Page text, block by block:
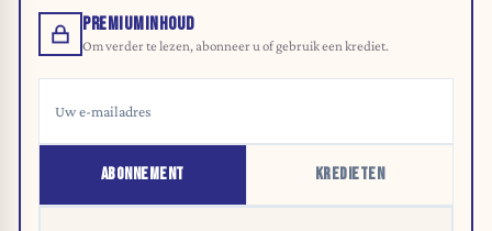
PREMIUMINHOUD
Om verder te lezen, abonneer u of gebruik een krediet.
ABONNEMENT KREDIETEN